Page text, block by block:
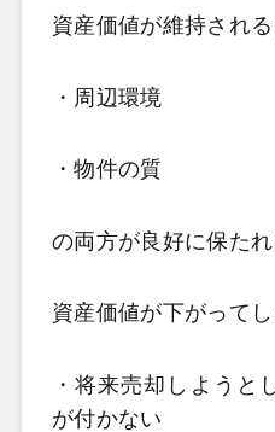
資産価値が維持される
・周辺環境
・物件の質
の両方が良好に保た
資産価値が下がってし
・将来売却しようと
が付かない